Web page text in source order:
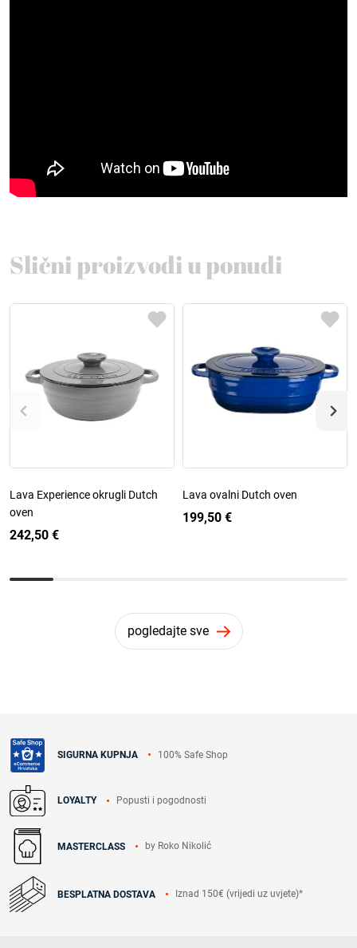
Slični proizvodi u ponudi
Lava Experience okrugli Dutch
oven
242,50 €
Lava ovalni Dutch oven
199,50 €
pogledajte sve
SIGURNA KUPNJA 100% Safe Shop
LOYALTY Popusti i pogodnosti
MASTERCLASS by Roko Nikolić
BESPLATNA DOSTAVA Iznad 150€ (vrijedi uz uvjete)*